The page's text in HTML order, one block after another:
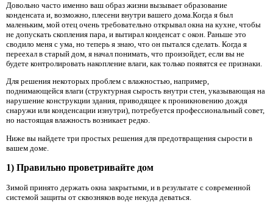
Довольно часто именно ваш образ жизни вызывает образование
конденсата и, возможно, плесени внутри вашего дома.Когда я был
маленьким, мой отец очень требовательно открывал окна на кухне, чтобы
не допускать скопления пара, и вытирал конденсат с окон. Раньше это
сводило меня с ума, но теперь я знаю, что он пытался сделать. Когда я
переехал в старый дом, я начал понимать, что произойдет, если вы не
будете контролировать накопление влаги, как только появятся ее признаки.
Для решения некоторых проблем с влажностью, например,
поднимающейся влаги (структурная сырость внутри стен, указывающая на
нарушение конструкции здания, приводящее к проникновению дождя
снаружи или конденсации изнутри), потребуется профессиональный совет,
но настоящая влажность возникает редко.
Ниже вы найдете три простых решения для предотвращения сырости в
вашем доме.
1) Правильно проветривайте дом
Зимой принято держать окна закрытыми, и в результате с современной
системой защиты от сквозняков воде некуда деваться.